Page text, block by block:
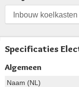
Inbouw koelkasten
Specificaties
Algemeen
Naam (NL)